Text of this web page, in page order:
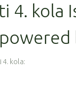
4. kola
4. kola: